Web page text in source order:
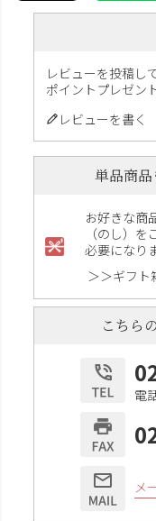
レビューを投稿し
ポイントプレゼン
レビューを書く
単品商品
お好きな商
（のし）
必要になり
＞＞ギフト
こちら
電
メ